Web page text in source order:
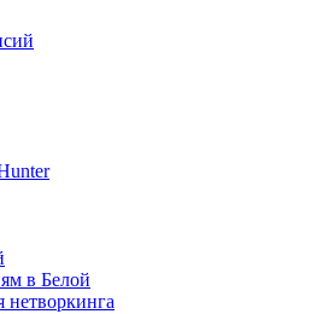
в Белой
нетворкинга